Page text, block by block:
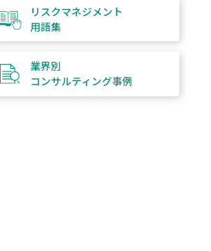
リスクマネジメント
用語集
業界別
コンサルティング事例